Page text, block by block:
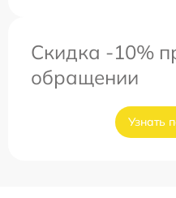
Скидка -10%
обращении
Узнать